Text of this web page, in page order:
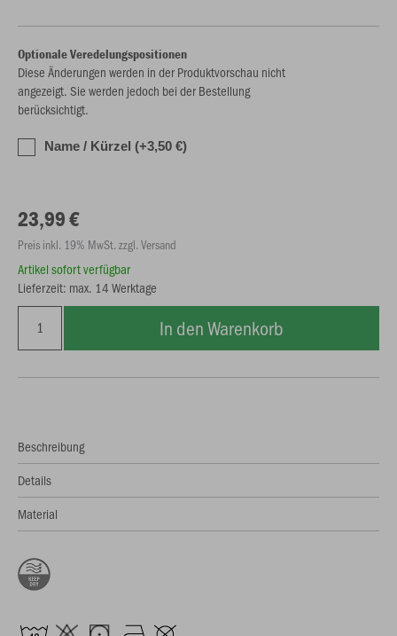
Optionale Veredelungspositionen
Diese Änderungen werden in der Produktvorschau nicht
angezeigt. Sie werden jedoch bei der Bestellung
berücksichtigt.
Name / Kürzel (+3,50 €)
23,99 €
Preis inkl. 19% MwSt. zzgl. Versand
Artikel sofort verfügbar
Lieferzeit: max. 14 Werktage
In den Warenkorb
Beschreibung
Details
Material